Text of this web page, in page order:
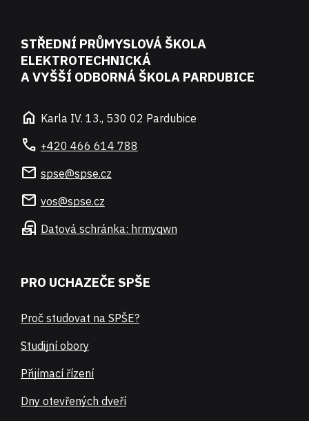
STŘEDNÍ PRŮMYSLOVÁ ŠKOLA
ELEKTROTECHNICKÁ
A VYŠŠÍ ODBORNÁ ŠKOLA PARDUBICE
home Karla IV. 13., 530 02 Pardubice
call +420 466 614 788
mail spse@spse.cz
mail vos@spse.cz
local_post_office Datová schránka: hrmyqwn
PRO UCHAZEČE SPŠE
Proč studovat na SPŠE?
Studijní obory
Přijímací řízení
Dny otevřených dveří